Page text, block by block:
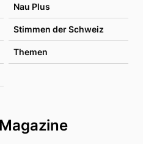
Nau Plus
Stimmen der Schweiz
Themen